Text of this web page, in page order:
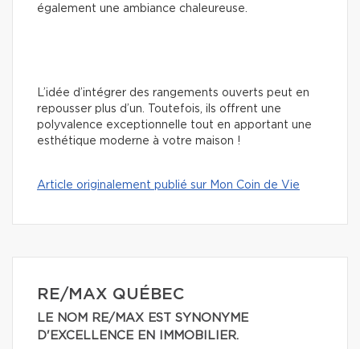
également une ambiance chaleureuse.
L’idée d’intégrer des rangements ouverts peut en
repousser plus d’un. Toutefois, ils offrent une
polyvalence exceptionnelle tout en apportant une
esthétique moderne à votre maison !
Article originalement publié sur Mon Coin de Vie
RE/MAX QUÉBEC
LE NOM RE/MAX EST SYNONYME
D'EXCELLENCE EN IMMOBILIER.